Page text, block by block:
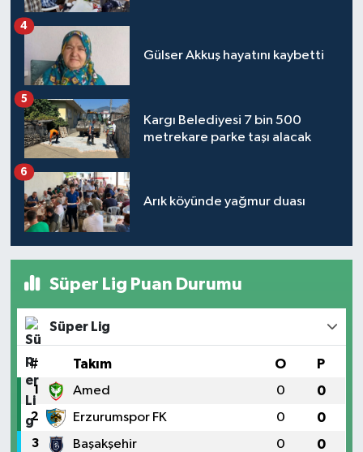
Gülser Akkuş hayatını kaybetti
4
Kargı Belediyesi 7 bin 500
metrekare parke taşı alacak
5
Arık köyünde yağmur duası
6
Süper Lig Puan Durumu
Süper Lig
# Takım O P
1 Amed 0 0
2 Erzurumspor FK 0 0
3 Başakşehir 0 0